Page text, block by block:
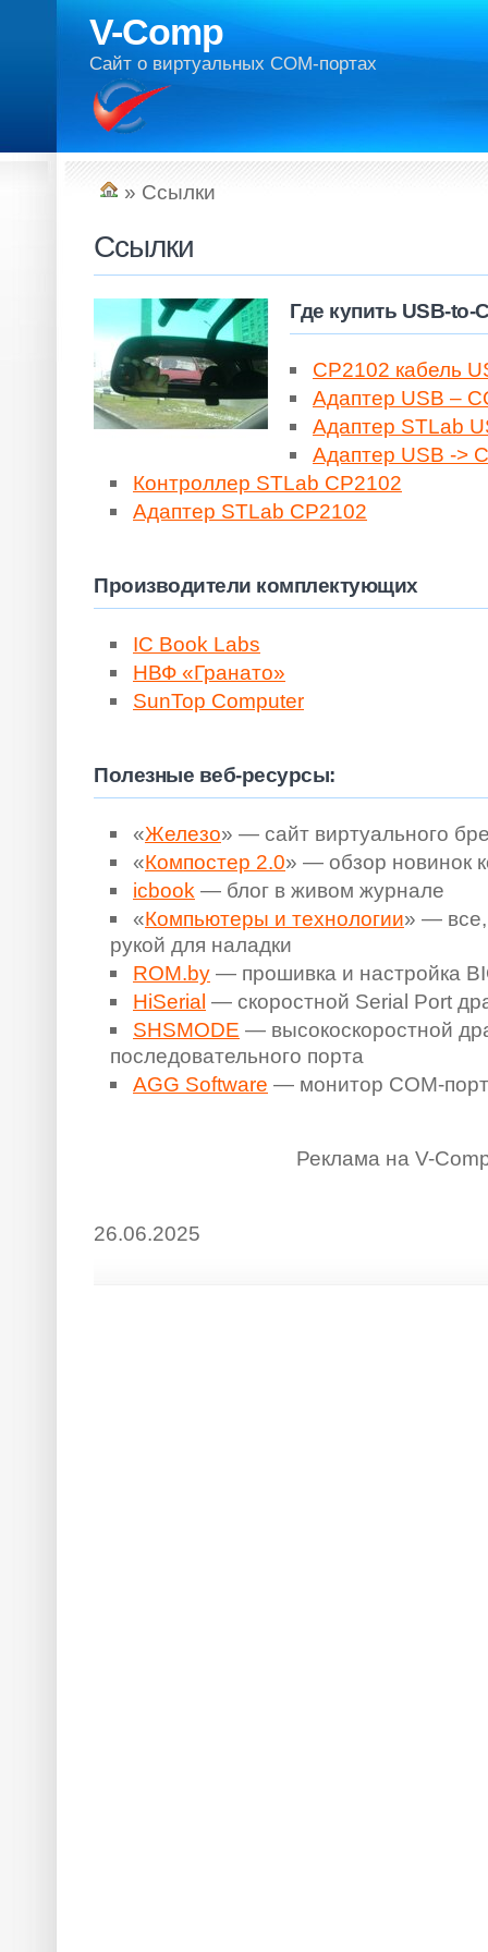
V-Comp
Сайт о виртуальных COM-портах
» Ссылки
Ссылки
Где купить USB-to-
CP2102 кабель
Адаптер USB –
Адаптер STLab
Адаптер USB ->
Контроллер STLab CP2102
Адаптер STLab CP2102
Производители комплектующих
IC Book Labs
НВФ «Гранато»
SunTop Computer
Полезные веб-ресурсы:
«Железо» — сайт виртуального
«Компостер 2.0» — обзор новинок
icbook — блог в живом журнале
«Компьютеры и технологии» — все,
рукой для наладки
ROM.by — прошивка и настройка
HiSerial — скоростной Serial Port
SHSMODE — высокоскоростной
последовательного порта
AGG Software — монитор COM-
Реклама на V-
26.06.2025